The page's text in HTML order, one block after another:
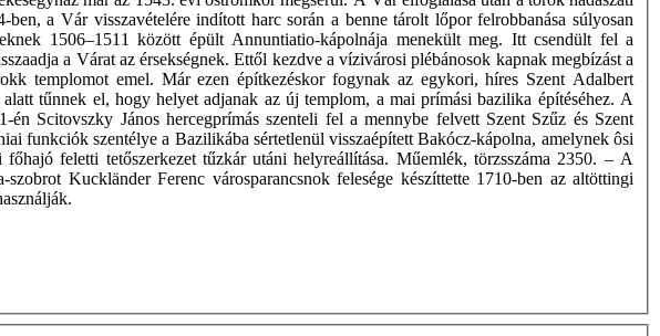
a Vár visszavételére indított harc során a benne tárolt lőpor felrobbanása súlyosan
1506–1511 között épült Annuntiatio-kápolnája menekült meg. Itt csendült fel a
a Várat az érsekségnek. Ettől kezdve a vízivárosi plébánosok kapnak megbízást a
templomot emel. Már ezen építkezéskor fogynak az egykori, híres Szent Adalbert
tűnnek el, hogy helyet adjanak az új templom, a mai prímási bazilika építéséhez. A
Scitovszky János hercegprímás szenteli fel a mennybe felvett Szent Szűz és Szent
funkciók szentélye a Bazilikába sértetlenül visszaépített Bakócz-kápolna, amelynek ôsi
feletti tetőszerkezet tűzkár utáni helyreállítása. Műemlék, törzsszáma 2350. – A
Kuckländer Ferenc városparancsnok felesége készíttette 1710-ben az altöttingi